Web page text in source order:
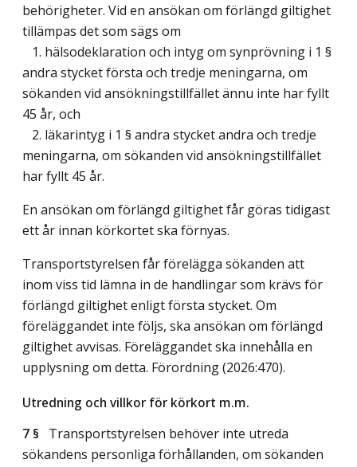
behörigheter. Vid en ansökan om förlängd giltighet
tillämpas det som sägs om
1. hälsodeklaration och intyg om synprövning i 1 §
andra stycket första och tredje meningarna, om
sökanden vid ansökningstillfället ännu inte har fyllt
45 år, och
2. läkarintyg i 1 § andra stycket andra och tredje
meningarna, om sökanden vid ansökningstillfället
har fyllt 45 år.
En ansökan om förlängd giltighet får göras tidigast
ett år innan körkortet ska förnyas.
Transportstyrelsen får förelägga sökanden att
inom viss tid lämna in de handlingar som krävs för
förlängd giltighet enligt första stycket. Om
föreläggandet inte följs, ska ansökan om förlängd
giltighet avvisas. Föreläggandet ska innehålla en
upplysning om detta. Förordning (2026:470).
Utredning och villkor för körkort m.m.
7 § Transportstyrelsen behöver inte utreda
sökandens personliga förhållanden, om sökanden